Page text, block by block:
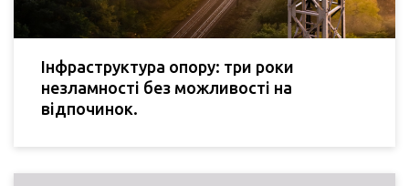
Інфраструктура опору: три роки
незламності без можливості на
відпочинок.